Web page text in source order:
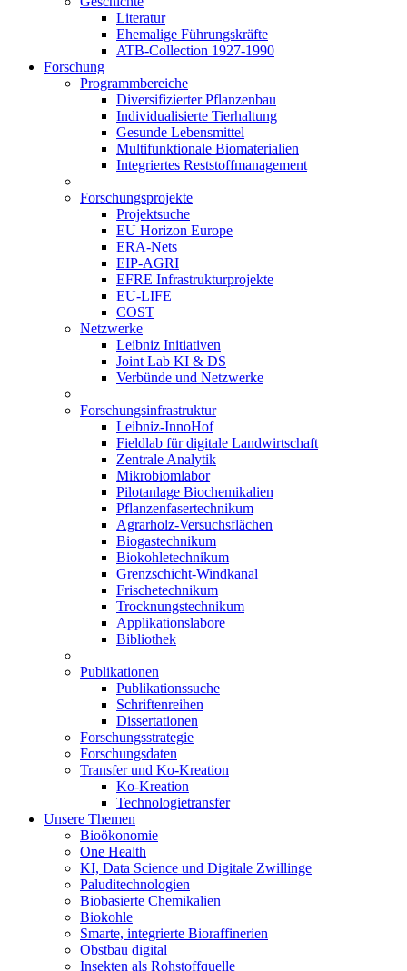
Literatur
Ehemalige Führungskräfte
ATB-Collection 1927-1990
Forschung
Programmbereiche
Diversifizierter Pflanzenbau
Individualisierte Tierhaltung
Gesunde Lebensmittel
Multifunktionale Biomaterialien
Integriertes Reststoffmanagement
Forschungsprojekte
Projektsuche
EU Horizon Europe
ERA-Nets
EIP-AGRI
EFRE Infrastrukturprojekte
EU-LIFE
COST
Netzwerke
Leibniz Initiativen
Joint Lab KI & DS
Verbünde und Netzwerke
Forschungsinfrastruktur
Leibniz-InnoHof
Fieldlab für digitale Landwirtschaft
Zentrale Analytik
Mikrobiomlabor
Pilotanlage Biochemikalien
Pflanzenfasertechnikum
Agrarholz-Versuchsflächen
Biogastechnikum
Biokohletechnikum
Grenzschicht-Windkanal
Frischetechnikum
Trocknungstechnikum
Applikationslabore
Bibliothek
Publikationen
Publikationssuche
Schriftenreihen
Dissertationen
Forschungsstrategie
Forschungsdaten
Transfer und Ko-Kreation
Ko-Kreation
Technologietransfer
Unsere Themen
Bioökonomie
One Health
KI, Data Science und Digitale Zwillinge
Paluditechnologien
Biobasierte Chemikalien
Biokohle
Smarte, integrierte Bioraffinerien
Obstbau digital
Insekten als Rohstoffquelle